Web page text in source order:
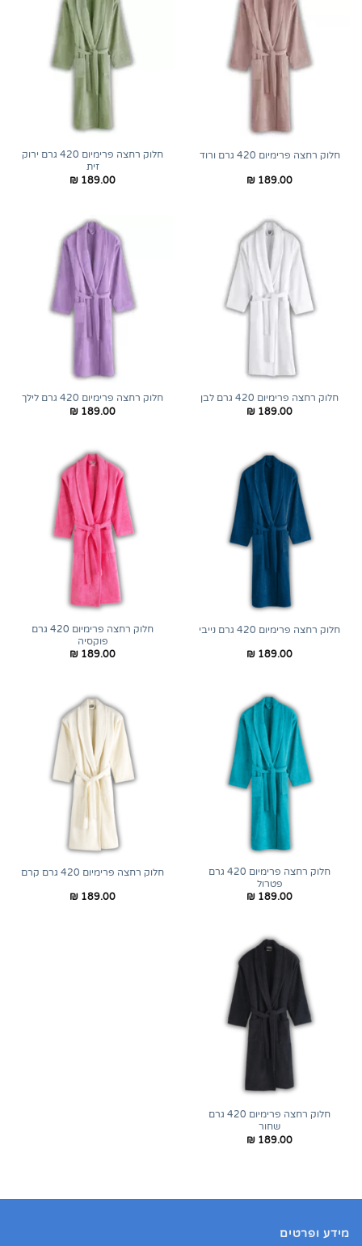
חלוק רחצה פרימיום 420 גרם ורוד
₪ 189.00
חלוק רחצה פרימיום 420 גרם ירוק
זית
₪ 189.00
חלוק רחצה פרימיום 420 גרם לבן
₪ 189.00
חלוק רחצה פרימיום 420 גרם לילך
₪ 189.00
חלוק רחצה פרימיום 420 גרם נייבי
₪ 189.00
חלוק רחצה פרימיום 420 גרם
פוקסיה
₪ 189.00
חלוק רחצה פרימיום 420 גרם
פטרול
₪ 189.00
חלוק רחצה פרימיום 420 גרם קרם
₪ 189.00
חלוק רחצה פרימיום 420 גרם
שחור
₪ 189.00
מידע ופרטים